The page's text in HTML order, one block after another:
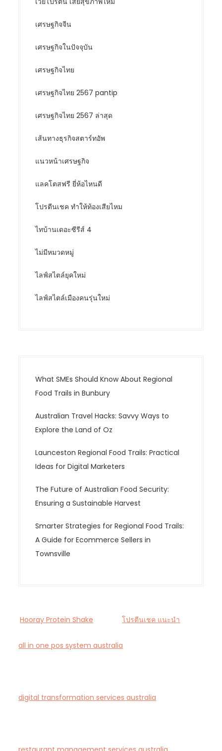
เศรษฐกิจจีน
เศรษฐกิจในปัจจุบัน
เศรษฐกิจไทย
เศรษฐกิจไทย 2567 pantip
เศรษฐกิจไทย 2567 ล่าสุด
เส้นทางธุรกิจสตาร์ทอัพ
แนวหน้าเศรษฐกิจ
แลคโตสฟรี ยี่ห้อไหนดี
โปรตีนเชค ทำให้ท้องเสียไหม
ไทบ้านเดอะซีรีส์ 4
ไม่มีหมวดหมู่
ไลฟ์สไตล์ยุคใหม่
ไลฟ์สไตล์เมืองคนรุ่นใหม่
What SMEs Should Know About Regional
Food Trails in Bunbury
Australian Travel Hacks: Savvy Ways to
Explore the Land of Oz
Launceston Regional Food Trails: Practical
Ideas for Digital Marketers
The Future of Australian Food Security:
Ensuring a Sustainable Harvest
Smarter Strategies for Regional Food Trails:
A Guide for Ecommerce Sellers in
Townsville
Hooray Protein Shake โปรตีนเชค แนะนำ
all in one pos system australia
digital transformation services australia